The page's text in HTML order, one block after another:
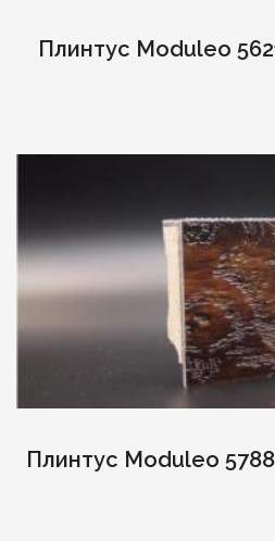
Плинтус Moduleo
Плинтус Moduleo